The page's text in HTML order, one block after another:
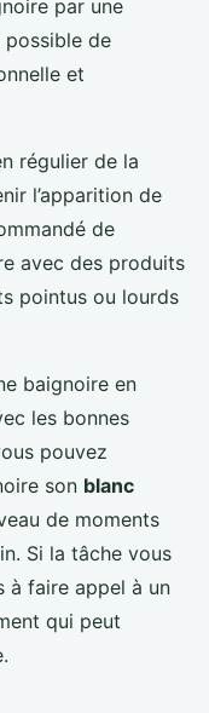
par une
de
et
régulier de la
l’apparition de
de
avec des produits
pointus ou lourds
baignoire en
les bonnes
pouvez
son blanc
de moments
Si la tâche vous
à faire appel à un
qui peut